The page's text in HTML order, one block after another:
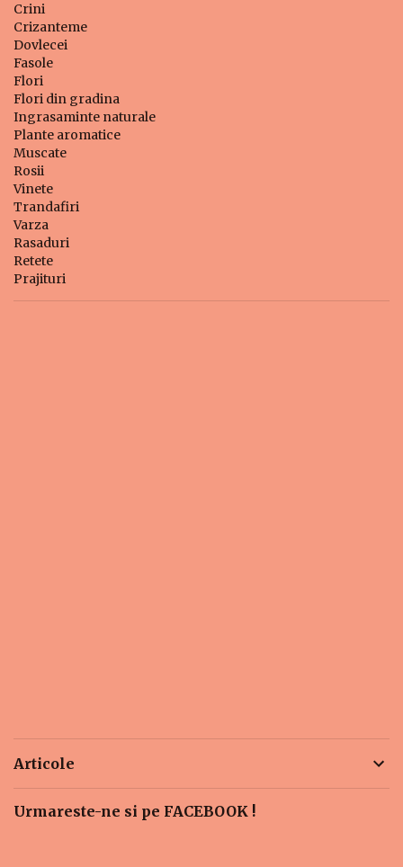
Crini
Crizanteme
Dovlecei
Fasole
Flori
Flori din gradina
Ingrasaminte naturale
Plante aromatice
Muscate
Rosii
Vinete
Trandafiri
Varza
Rasaduri
Retete
Prajituri
Articole
Urmareste-ne si pe FACEBOOK !